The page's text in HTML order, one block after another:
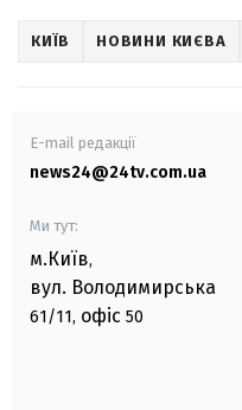
КИЇВ НОВИНИ КИЄВА
E-mail редакції
news24@24tv.com.ua
Ми тут:
м.Київ,
вул. Володимирська
61/11, офіс 50